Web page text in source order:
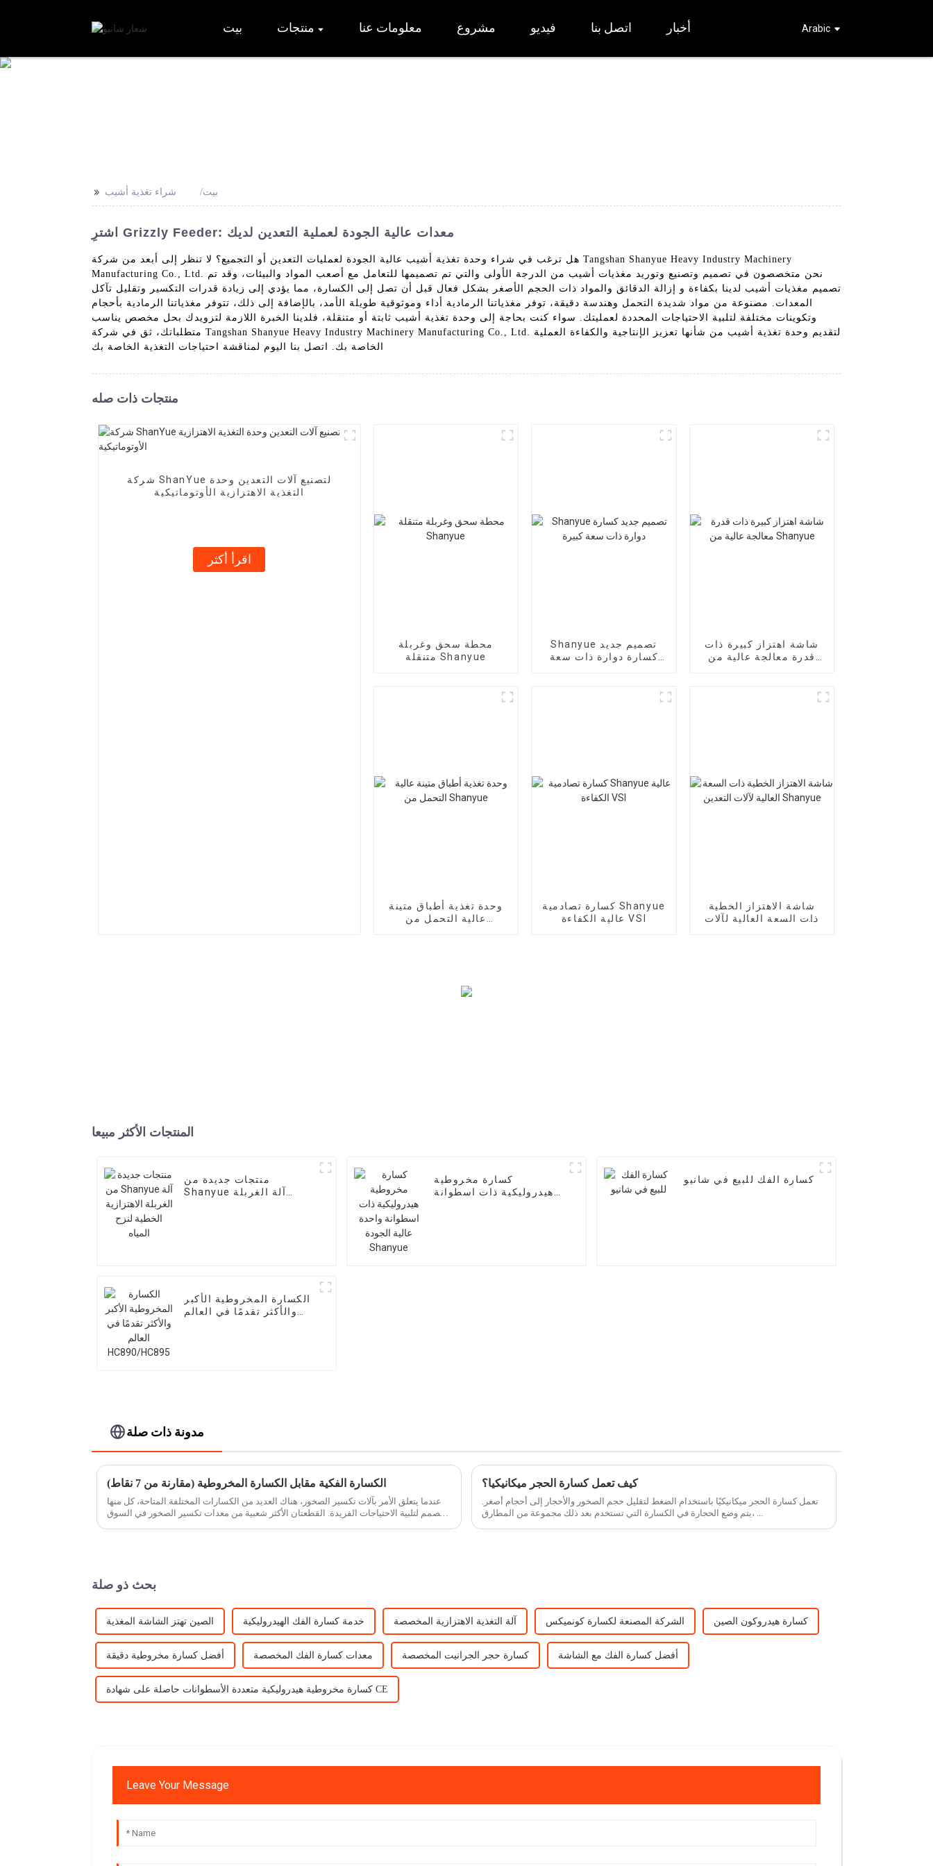
بيت منتجات معلومات عنا مشروع فيديو اتصل بنا أخبار Arabic
>> بيت شراء تغذية أشيب
اشترِ Grizzly Feeder: معدات عالية الجودة لعملية التعدين لديك
هل ترغب في شراء وحدة تغذية أشيب عالية الجودة لعمليات التعدين أو التجميع؟ لا تنظر إلى أبعد من شركة Tangshan Shanyue Heavy Industry Machinery
Manufacturing Co., Ltd. نحن متخصصون في تصميم وتصنيع وتوريد مغذيات أشيب من الدرجة الأولى والتي تم تصميمها للتعامل مع أصعب المواد والبيئات، وقد تم
تصميم مغذيات أشيب لدينا بكفاءة و إزالة الدقائق والمواد ذات الحجم الأصغر بشكل فعال قبل أن تصل إلى الكسارة، مما يؤدي إلى زيادة قدرات التكسير وتقليل تآكل
المعدات. مصنوعة من مواد شديدة التحمل وهندسة دقيقة، توفر مغذياتنا الرمادية أداء وموثوقية طويلة الأمد، بالإضافة إلى ذلك، تتوفر مغذياتنا الرمادية بأحجام
وتكوينات مختلفة لتلبية الاحتياجات المحددة لعمليتك. سواء كنت بحاجة إلى وحدة تغذية أشيب ثابتة أو متنقلة، فلدينا الخبرة اللازمة لتزويدك بحل مخصص يناسب
متطلباتك، ثق في شركة Tangshan Shanyue Heavy Industry Machinery Manufacturing Co., Ltd. لتقديم وحدة تغذية أشيب من شأنها تعزيز الإنتاجية والكفاءة العملية
الخاصة بك. اتصل بنا اليوم لمناقشة احتياجات التغذية الخاصة بك
منتجات ذات صله
شركة ShanYue لتصنيع آلات التعدين وحدة
التغذية الاهتزازية الأوتوماتيكية
اقرأ أكثر
محطة سحق وغربلة
متنقلة Shanyue
Shanyue تصميم جديد
كسارة دوارة ذات سعة
شاشة اهتزاز كبيرة ذات
قدرة معالجة عالية من
وحدة تغذية أطباق متينة
عالية التحمل من
كسارة تصادمية Shanyue
عالية الكفاءة VSI
شاشة الاهتزاز الخطية
ذات السعة العالية لآلات
المنتجات الأكثر مبيعا
منتجات جديدة من
Shanyue آلة الغربلة
كسارة مخروطية
هيدروليكية ذات اسطوانة
كسارة الفك للبيع في شانيو
الكسارة المخروطية الأكبر
والأكثر تقدمًا في العالم
مدونة ذات صلة
الكسارة الفكية مقابل الكسارة المخروطية (مقارنة من 7 نقاط)
عندما يتعلق الأمر بآلات تكسير الصخور، هناك العديد من الكسارات المختلفة المتاحة، كل منها
مصمم لتلبية الاحتياجات الفريدة. القطعتان الأكثر شعبية من معدات تكسير الصخور في السوق
كيف تعمل كسارة الحجر ميكانيكيا؟
تعمل كسارة الحجر ميكانيكيًا باستخدام الضغط لتقليل حجم الصخور والأحجار إلى أحجام أصغر.
يتم وضع الحجارة في الكسارة التي تستخدم بعد ذلك مجموعة من المطارق، ...
بحث ذو صلة
الصين تهتز الشاشة المغذية خدمة كسارة الفك الهيدروليكية آلة التغذية الاهتزازية المخصصة الشركة المصنعة لكسارة كونميكس كسارة هيدروكون الصين
أفضل كسارة مخروطية دقيقة معدات كسارة الفك المخصصة كسارة حجر الجرانيت المخصصة أفضل كسارة الفك مع الشاشة
كسارة مخروطية هيدروليكية متعددة الأسطوانات حاصلة على شهادة CE
Leave Your Message